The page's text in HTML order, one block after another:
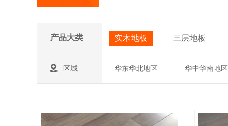
产品大类 实木地板 三层地板
区域 华东华北地区 华中华南地区